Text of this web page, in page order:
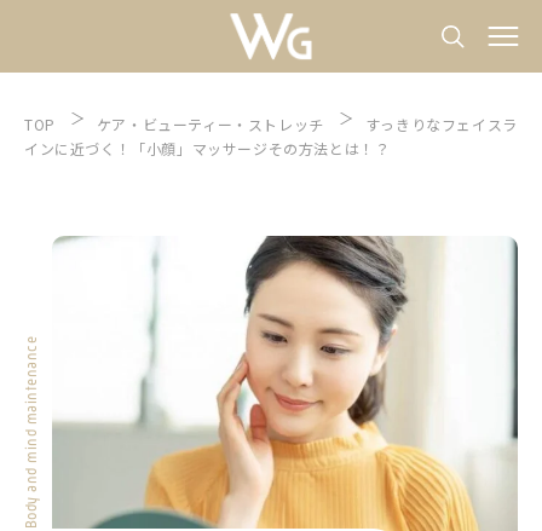
TOP ケア ビューティー ストレッチ
すっきりなフェイスラ
インに近づく！「小顔」マッサージその方法とは！？
Body and mind maintenance